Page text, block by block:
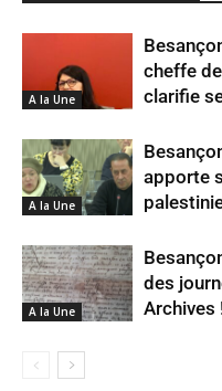
A la Une
cheffe
clarifie
A la Une
apporte
A la Une
des
Archives